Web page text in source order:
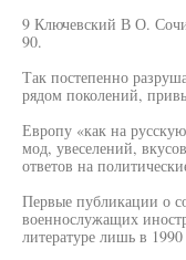
9 Ключевский В О.
90.
Так постепенно
рядом поколений,
Европу «как на
мод, увеселений,
ответов на
Первые публикации о
военнослужащих
литературе лишь в